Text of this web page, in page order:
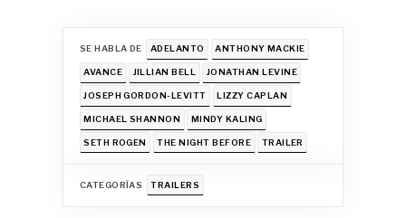
SE HABLA DE ADELANTO ANTHONY MACKIE
AVANCE JILLIAN BELL JONATHAN LEVINE
JOSEPH GORDON-LEVITT LIZZY CAPLAN
MICHAEL SHANNON MINDY KALING
SETH ROGEN THE NIGHT BEFORE TRAILER
CATEGORÍAS TRAILERS